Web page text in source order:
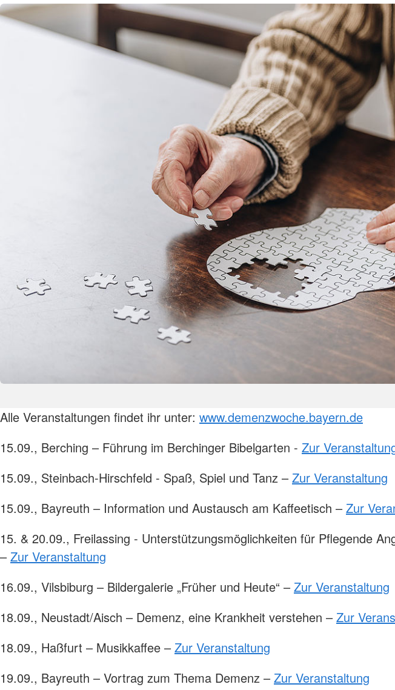
Hauswirtschaftliche Hilfen
Pflegeberatung
Alten-Service-Zentren
Beratung zur Kur und Erholung
Kindertageseinrichtungen
Hilfen zur Erziehung
Jugendarbeit
Schulsozialarbeit/Jugendsozialarbeit
Schwangerschaftsberatung
Allgemeine
Alle Veranstaltungen findet ihr unter: www.demenzwoche.bayern.de
15.09., Berching – Führung im Berchinger Bibelgarten - Zur
15.09., Steinbach-Hirschfeld - Spaß, Spiel und Tanz – Zur Veranstaltung
15.09., Bayreuth – Information und Austausch am Kaffeetisch – Zur
15. & 20.09., Freilassing - Unterstützungsmöglichkeiten für Pflegende
– Zur Veranstaltung
16.09., Vilsbiburg – Bildergalerie „Früher und Heute“ – Zur Veranstaltung
18.09., Neustadt/Aisch – Demenz, eine Krankheit verstehen – Zur
18.09., Haßfurt – Musikkaffee – Zur Veranstaltung
19.09., Bayreuth – Vortrag zum Thema Demenz – Zur Veranstaltung